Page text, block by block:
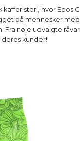
kafferisteri, hvor
på mennesker
Fra nøje udvalgte
kunder!